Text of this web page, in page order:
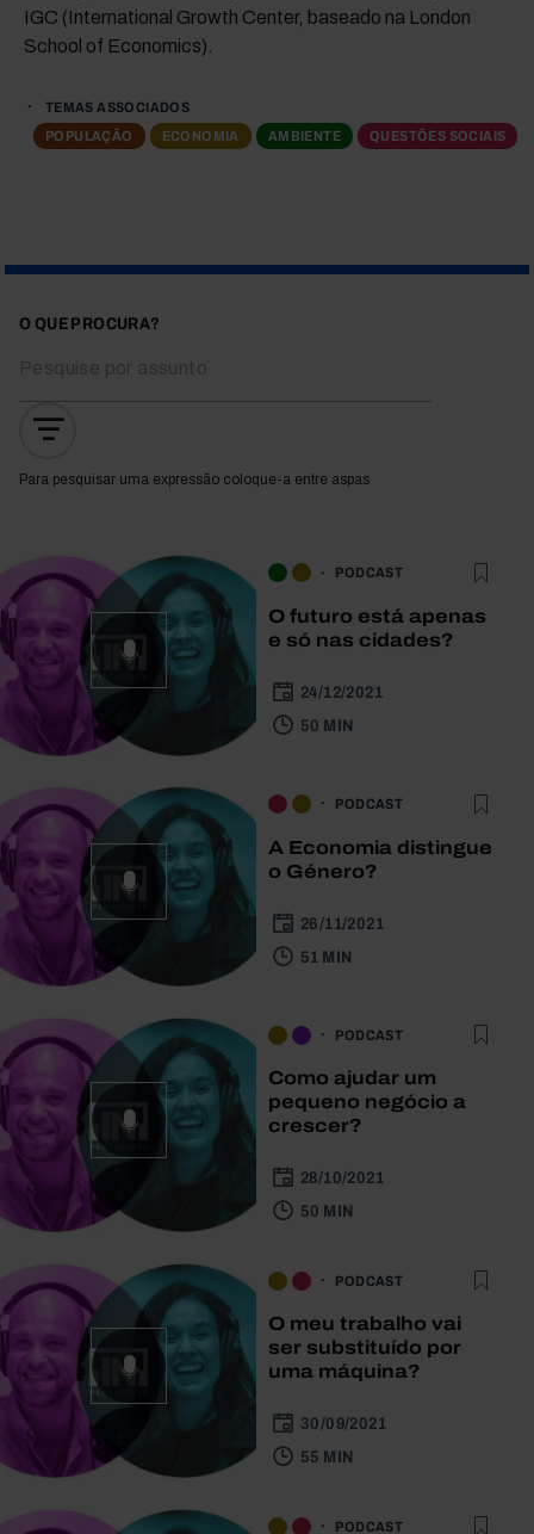
IGC (International Growth Center, baseado na London
School of Economics).
TEMAS ASSOCIADOS
POPULAÇÃO
ECONOMIA AMBIENTE QUESTÕES SOCIAIS
O QUE PROCURA?
Para pesquisar uma expressão coloque-a entre aspas
PODCAST
O futuro está apenas
e só nas cidades?
24/12/2021
50 MIN
PODCAST
A Economia distingue
o Género?
26/11/2021
51 MIN
PODCAST
Como ajudar um
pequeno negócio a
crescer?
28/10/2021
50 MIN
PODCAST
O meu trabalho vai
ser substituído por
uma máquina?
30/09/2021
55 MIN
PODCAST